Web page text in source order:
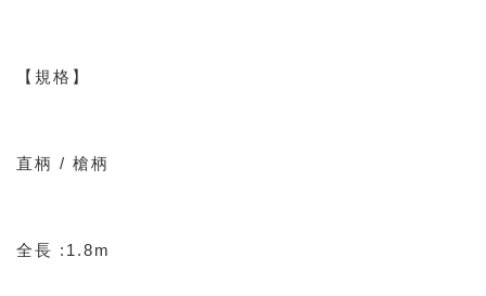
【規格】
直柄 / 槍柄
全長 :1.8m